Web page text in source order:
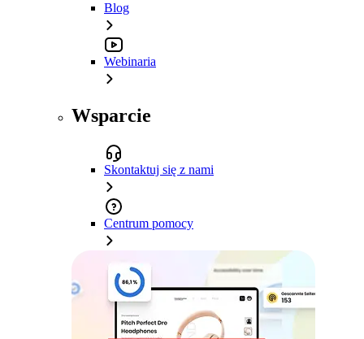
Blog
Webinaria
Wsparcie
Skontaktuj się z nami
Centrum pomocy